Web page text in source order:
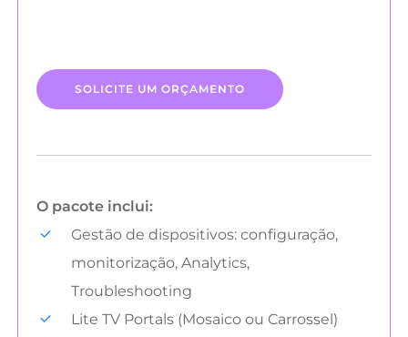
SOLICITE UM ORÇAMENTO
O pacote inclui:
Gestão de dispositivos: configuração,
monitorização, Analytics,
Troubleshooting
Lite TV Portals (Mosaico ou Carrossel)